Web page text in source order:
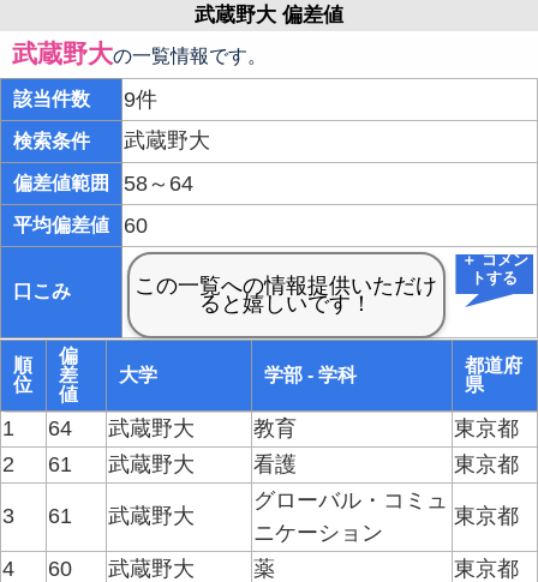
武蔵野大 偏差値
武蔵野大の一覧情報です。
該当件数 9件
検索条件 武蔵野大
偏差値範囲 58～64
平均偏差値 60
口こみ
＋ コメン
トする
順
位
偏
差
値
大学 学部 - 学科
都道府
県
1 64 武蔵野大 教育
東京都
2
61 武蔵野大 看護 東京都
3 61 武蔵野大
グローバル・コミュ
ニケーション
東京都
4 60 武蔵野大 薬
東京都